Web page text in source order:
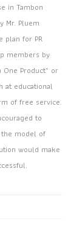
in Tambon
Mr. Pluem
plan for PR
members by
Product” or
at educational
of free service.
to
model of
would make